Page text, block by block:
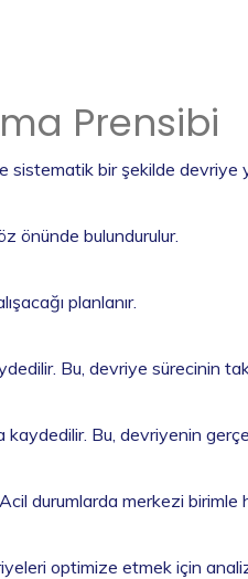
Prensibi
sistematik bir şekilde devriye
önünde bulundurulur.
planlanır.
Bu, devriye sürecinin
Bu, devriyenin
durumlarda merkezi birimle
optimize etmek için